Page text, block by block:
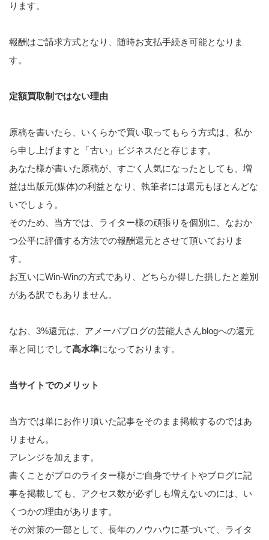
ります。
報酬はご請求方式となり、随時お支払手続き可能となりま
す。
定額買取制ではない理由
原稿を書いたら、いくらかで買い取ってもらう方式は、私か
ら申し上げますと「古い」ビジネスだと存じます。
あなた様が書いた原稿が、すごく人気になったとしても、増
益は出版元(媒体)の利益となり、執筆者には還元もほとんどな
いでしょう。
そのため、当方では、ライター様の頑張りを個別に、なおか
つ公平に評価する方法での報酬還元とさせて頂いておりま
す。
お互いにWin-Winの方式であり、どちらか得した損したと差別
がある訳でもありません。
なお、3%還元は、アメーバブログの芸能人さんblogへの還元
率と同じでして高水準になっております。
当サイトでのメリット
当方では単にお作り頂いた記事をそのまま掲載するのではあ
りません。
アレンジを加えます。
書くことがプロのライター様がご自身でサイトやブログに記
事を掲載しても、アクセス数が必ずしも増えないのには、い
くつかの理由があります。
その対策の一部として、長年のノウハウに基づいて、ライタ